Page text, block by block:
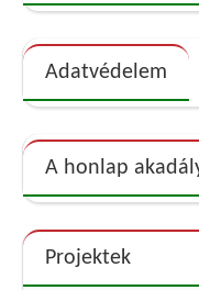
Adatvédelem
A honlap
Projektek